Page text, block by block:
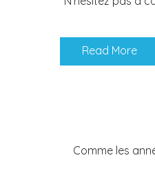
Read More
Comme les